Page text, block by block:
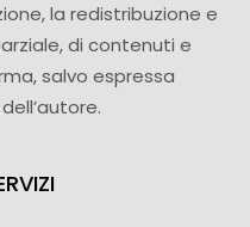
la redistribuzione e
di contenuti e
salvo espressa